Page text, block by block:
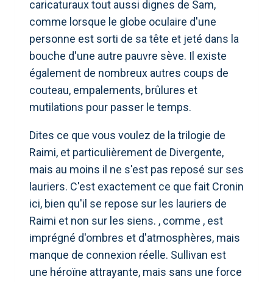
caricaturaux tout aussi dignes de Sam,
comme lorsque le globe oculaire d'une
personne est sorti de sa tête et jeté dans la
bouche d'une autre pauvre sève. Il existe
également de nombreux autres coups de
couteau, empalements, brûlures et
mutilations pour passer le temps.
Dites ce que vous voulez de la trilogie de
Raimi, et particulièrement de Divergente,
mais au moins il ne s'est pas reposé sur ses
lauriers. C'est exactement ce que fait Cronin
ici, bien qu'il se repose sur les lauriers de
Raimi et non sur les siens. , comme , est
imprégné d'ombres et d'atmosphères, mais
manque de connexion réelle. Sullivan est
une héroïne attrayante, mais sans une force